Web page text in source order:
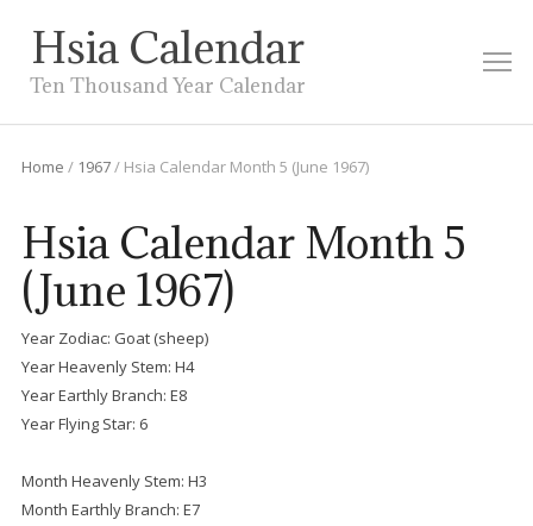
Hsia Calendar
Ten Thousand Year Calendar
Home / 1967/ Hsia Calendar Month 5 (June 1967)
Hsia Calendar Month 5
(June 1967)
Year Zodiac: Goat (sheep)
Year Heavenly Stem: H4
Year Earthly Branch: E8
Year Flying Star: 6
Month Heavenly Stem: H3
Month Earthly Branch: E7